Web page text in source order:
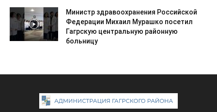
Министр здравоохранения Российской
Федерации Михаил Мурашко посетил
Гагрскую центральную районную
больницу